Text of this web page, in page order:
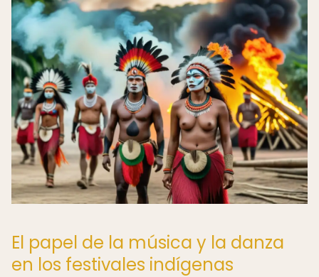
El papel de la música y la danza
en los festivales indígenas